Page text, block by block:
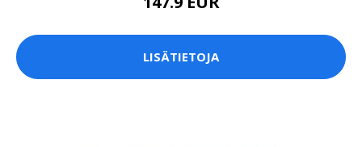
LISÄTIETOJA